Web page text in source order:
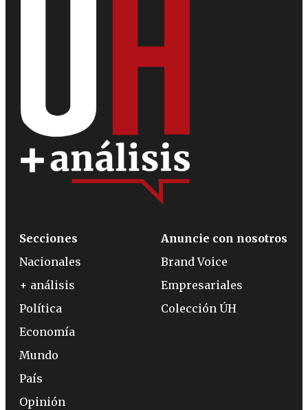
Secciones
Nacionales
+ análisis
Política
Economía
Mundo
País
Opinión
Anuncie con nosotros
Brand Voice
Empresariales
Colección ÚH